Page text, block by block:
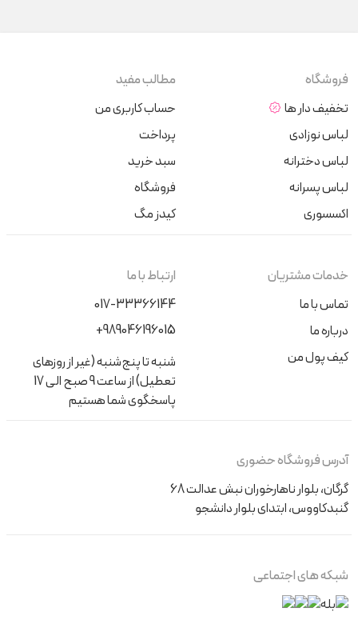
فروشگاه
تخفیف دار ها
لباس نوزادی
لباس دخترانه
لباس پسرانه
اکسسوری
مطالب مفید
حساب کاربری من
پرداخت
سبد خرید
فروشگاه
کیدز مگ
خدمات مشتریان
تماس با ما
درباره ما
کیف پول من
ارتباط با ما
017-33366144
+989046196015
شنبه تا پنج‌شنبه (غیر از روزهای
تعطیل) از ساعت 9 صبح الی 17
پاسخگوی شما هستیم
آدرس فروشگاه حضوری
گرگان، بلوار ناهارخوران نبش عدالت 68
گنبدکاووس، ابتدای بلوار دانشجو
شبکه های اجتماعی